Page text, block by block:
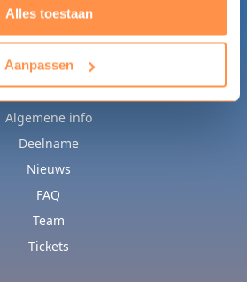
Alles toestaan
Aanpassen
ALGEMEEN
Home
Algemene info
Deelname
Nieuws
FAQ
Team
Tickets